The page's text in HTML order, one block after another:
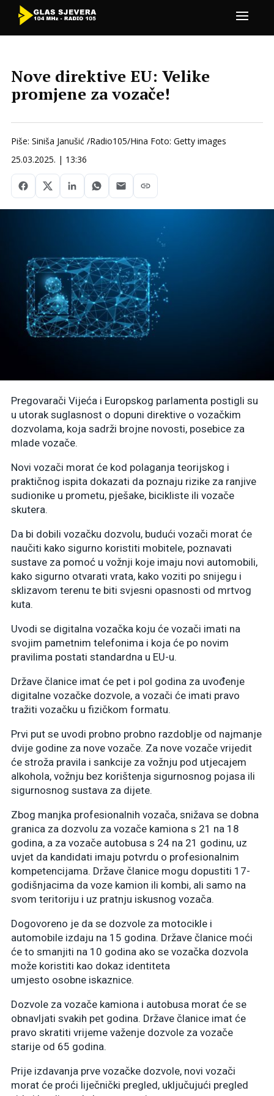
Nove direktive EU: Velike
promjene za vozače!
Piše: Siniša Janušić /Radio105/Hina Foto: Getty images
25.03.2025. | 13:36
Pregovarači Vijeća i Europskog parlamenta postigli su
u utorak suglasnost o dopuni direktive o vozačkim
dozvolama, koja sadrži brojne novosti, posebice za
mlade vozače.
Novi vozači morat će kod polaganja teorijskog i
praktičnog ispita dokazati da poznaju rizike za ranjive
sudionike u prometu, pješake, bicikliste ili vozače
skutera.
Da bi dobili vozačku dozvolu, budući vozači morat će
naučiti kako sigurno koristiti mobitele, poznavati
sustave za pomoć u vožnji koje imaju novi automobili,
kako sigurno otvarati vrata, kako voziti po snijegu i
sklizavom terenu te biti svjesni opasnosti od mrtvog
kuta.
Uvodi se digitalna vozačka koju će vozači imati na
svojim pametnim telefonima i koja će po novim
pravilima postati standardna u EU-u.
Države članice imat će pet i pol godina za uvođenje
digitalne vozačke dozvole, a vozači će imati pravo
tražiti vozačku u fizičkom formatu.
Prvi put se uvodi probno probno razdoblje od najmanje
dvije godine za nove vozače. Za nove vozače vrijedit
će stroža pravila i sankcije za vožnju pod utjecajem
alkohola, vožnju bez korištenja sigurnosnog pojasa ili
sigurnosnog sustava za dijete.
Zbog manjka profesionalnih vozača, snižava se dobna
granica za dozvolu za vozače kamiona s 21 na 18
godina, a za vozače autobusa s 24 na 21 godinu, uz
uvjet da kandidati imaju potvrdu o profesionalnim
kompetencijama. Države članice mogu dopustiti 17-
godišnjacima da voze kamion ili kombi, ali samo na
svom teritoriju i uz pratnju iskusnog vozača.
Dogovoreno je da se dozvole za motocikle i
automobile izdaju na 15 godina. Države članice moći
će to smanjiti na 10 godina ako se vozačka dozvola
može koristiti kao dokaz identiteta
umjesto osobne iskaznice.
Dozvole za vozače kamiona i autobusa morat će se
obnavljati svakih pet godina. Države članice imat će
pravo skratiti vrijeme važenje dozvole za vozače
starije od 65 godina.
Prije izdavanja prve vozačke dozvole, novi vozači
morat će proći liječnički pregled, uključujući pregled